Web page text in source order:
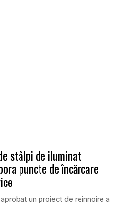
stâlpi de iluminat
puncte de încărcare
un proiect de reînnoire a